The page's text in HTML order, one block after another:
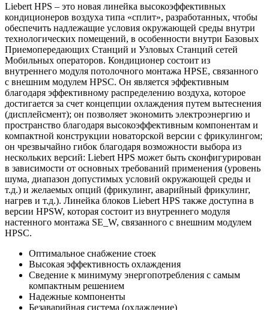
Liebert HPS – это новая линейка высокоэффективных
кондиционеров воздуха типа «сплит», разработанных, чтобы
обеспечить надлежащие условия окружающей среды внутри
технологических помещений, в особенности внутри Базовых
Приемопередающих Станций и Узловых Станций сетей
Мобильных операторов. Кондиционер состоит из
внутреннего модуля потолочного монтажа HPSE, связанного
с внешним модулем HPSC. Он является эффективным
благодаря эффективному распределению воздуха, которое
достигается за счет концепции охлаждения путем вытеснения
(дисплейсмент); он позволяет экономить электроэнергию и
пространство благодаря высокоэффективным компонентам и
компактной конструкции новаторской версии с фрикулингом;
он чрезвычайно гибок благодаря возможности выбора из
нескольких версий: Liebert HPS может быть сконфигурирован
в зависимости от основных требований применения (уровень
шума, диапазон допустимых условий окружающей среды и
т.д.) и желаемых опций (фрикулинг, аварийный фрикулинг,
нагрев и т.д.). Линейка блоков Liebert HPS также доступна в
версии HPSW, которая состоит из внутреннего модуля
настенного монтажа SE_W, связанного с внешним модулем
HPSC.
Оптимальное снабжение стоек
Высокая эффективность охлаждения
Сведение к минимуму энергопотребления с самым
компактным решением
Надежные компоненты
Безаварийная система (охлаждение)